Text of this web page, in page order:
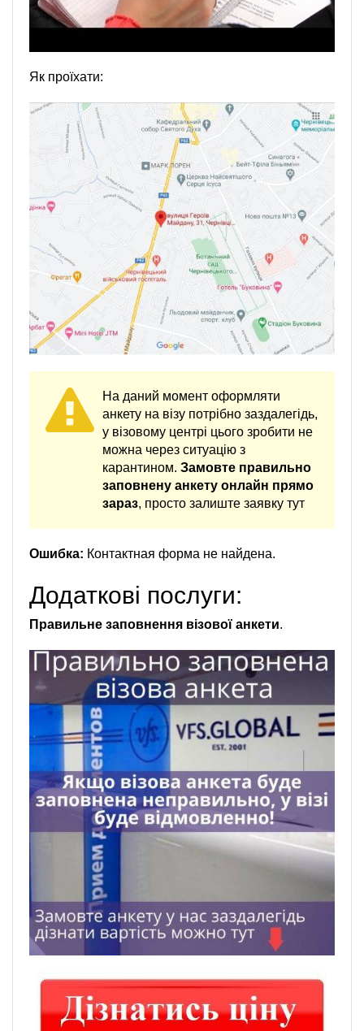
Як проїхати:
На даний момент оформляти
анкету на візу потрібно заздалегідь,
у візовому центрі цього зробити не
можна через ситуацію з
карантином. Замовте правильно
заповнену анкету онлайн прямо
зараз, просто залиште заявку тут
Ошибка: Контактная форма не найдена.
Додаткові послуги:
Правильне заповнення візової анкети.